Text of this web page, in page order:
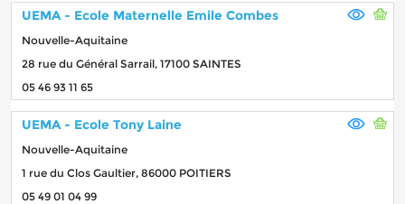
UEMA - Ecole Maternelle Emile Combes
Nouvelle-Aquitaine
28 rue du Général Sarrail, 17100 SAINTES
05 46 93 11 65
UEMA - Ecole Tony Laine
Nouvelle-Aquitaine
1 rue du Clos Gaultier, 86000 POITIERS
05 49 01 04 99